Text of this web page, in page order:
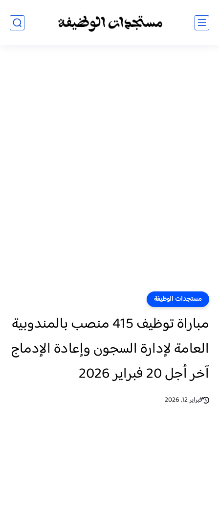
مستجدات الوظيفة
مباراة توظيف 415 منصب بالمندوبية
العامة لإدارة السجون وإعادة الإدماج
آخر أجل 20 فبراير 2026
فبراير 12, 2026